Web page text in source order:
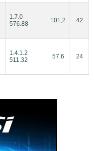
1.7.0
576.88
101,2 42
1.4.1.2
511.32
57,6 24